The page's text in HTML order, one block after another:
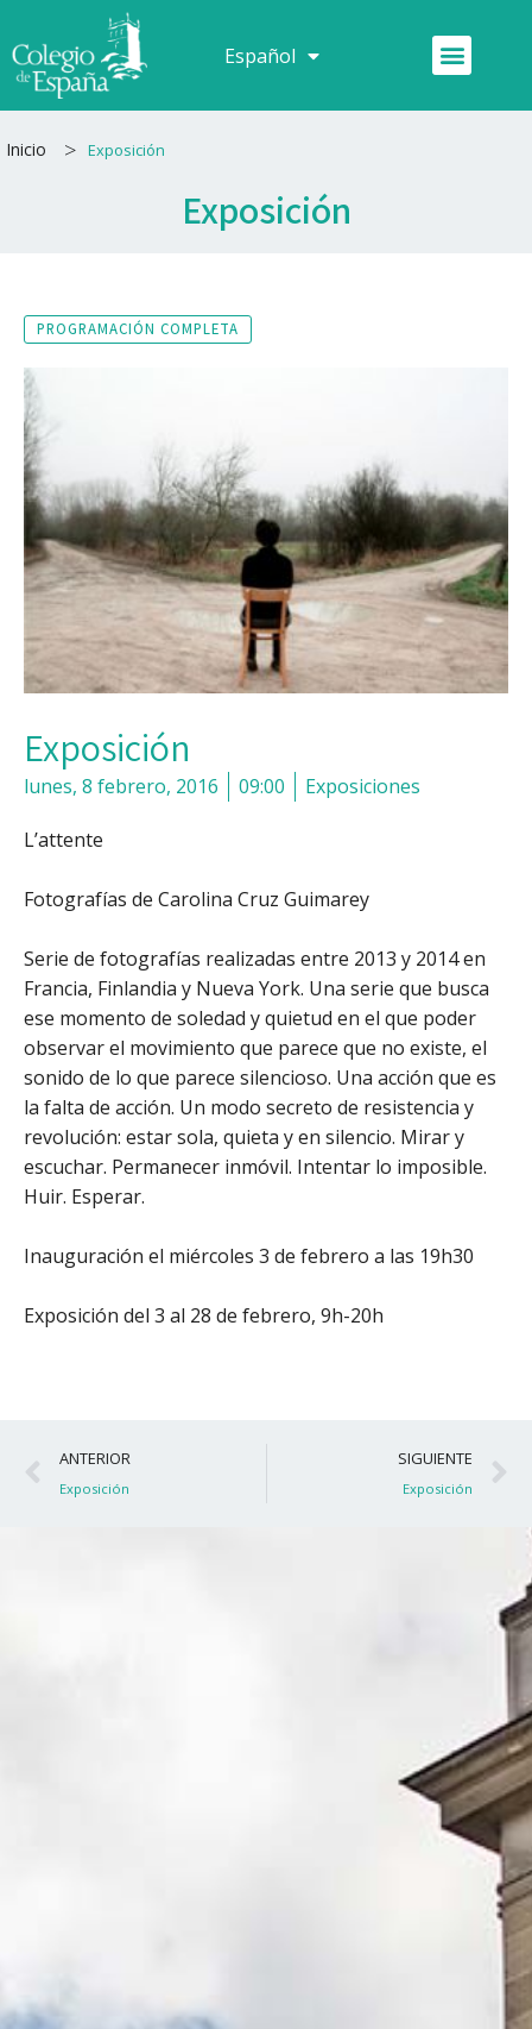
al
contenido
Español
Français Menú
Inicio > Exposición
Exposición
PROGRAMACIÓN COMPLETA
Exposición
lunes, 8 febrero, 2016 09:00 Exposiciones
L’attente
Fotografías de Carolina Cruz Guimarey
Serie de fotografías realizadas entre 2013 y 2014 en
Francia, Finlandia y Nueva York. Una serie que busca
ese momento de soledad y quietud en el que poder
observar el movimiento que parece que no existe, el
sonido de lo que parece silencioso. Una acción que es
la falta de acción. Un modo secreto de resistencia y
revolución: estar sola, quieta y en silencio. Mirar y
escuchar. Permanecer inmóvil. Intentar lo imposible.
Huir. Esperar.
Inauguración el miércoles 3 de febrero a las 19h30
Exposición del 3 al 28 de febrero, 9h-20h
Ant
ANTERIOR
Exposición
SIGUIENTE
Exposición